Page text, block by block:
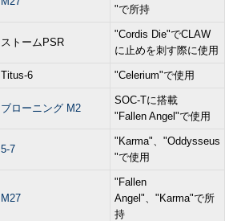
"で所持
ストームPSR
"Cordis Die"でCLAW
に止めを刺す際に使用
Titus-6 "Celerium"で使用
ブローニング M2
SOC-Tに搭載
"Fallen Angel"で使用
5-7
"Karma"、"Oddysseus
"で使用
M27
"Fallen
Angel"、"Karma"で所
持